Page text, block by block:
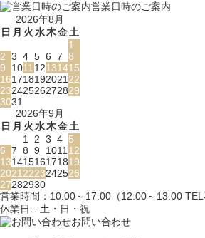
営業日時のご案内
2026年8月
日 月 火水木金土
1
2 3 4 5 6 7 8
9
101112131415
16171819202122
23242526272829
3031
2026年9月
日 月 火水木金土
1 2 3 4 5
6 7 8 9 101112
13141516171819
20212223242526
27282930
営業時間：10:00～17:00（12:00～13:00 TEL
休業日…土・日・祝
お問い合わせ